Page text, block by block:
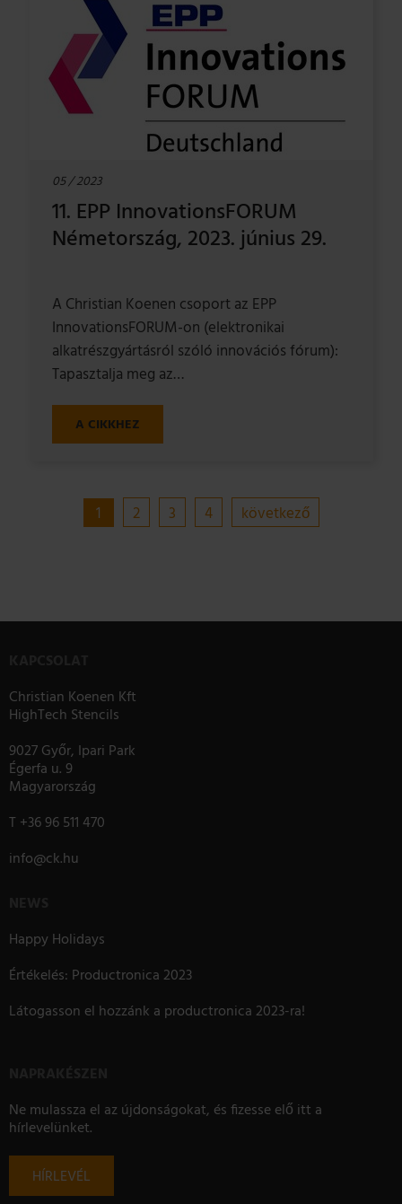
05 / 2023
11. EPP InnovationsFORUM
Németország, 2023. június 29.
A Christian Koenen csoport az EPP
InnovationsFORUM-on (elektronikai
alkatrészgyártásról szóló innovációs fórum):
Tapasztalja meg az…
A CIKKHEZ
1 2 3 4 következő
Christian Koenen Kft
HighTech Stencils
9027 Győr, Ipari Park
Égerfa u. 9
Magyarország
T +36 96 511 470
info@ck.hu
Happy Holidays
Értékelés: Productronica 2023
Látogasson el hozzánk a productronica 2023-ra!
Ne mulassza el az újdonságokat, és fizesse elő itt a
hírlevelünket.
HÍRLEVÉL